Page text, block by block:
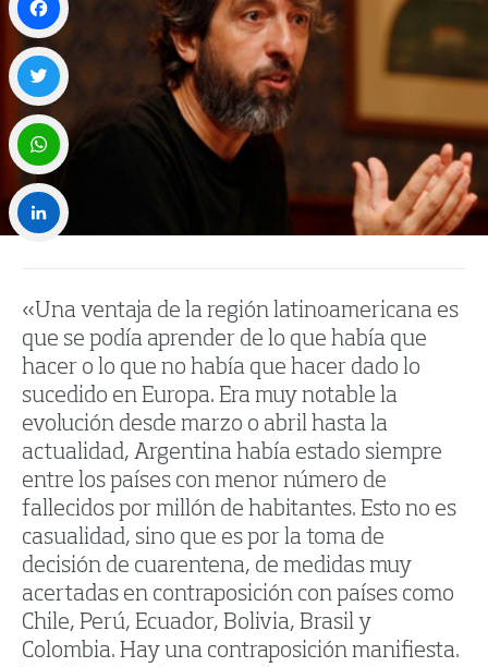
«Una ventaja de la región latinoamericana es
que se podía aprender de lo que había que
hacer o lo que no había que hacer dado lo
sucedido en Europa. Era muy notable la
evolución desde marzo o abril hasta la
actualidad, Argentina había estado siempre
entre los países con menor número de
fallecidos por millón de habitantes. Esto no es
casualidad, sino que es por la toma de
decisión de cuarentena, de medidas muy
acertadas en contraposición con países como
Chile, Perú, Ecuador, Bolivia, Brasil y
Colombia. Hay una contraposición manifiesta.
Facebook
Twitter
WhatsApp